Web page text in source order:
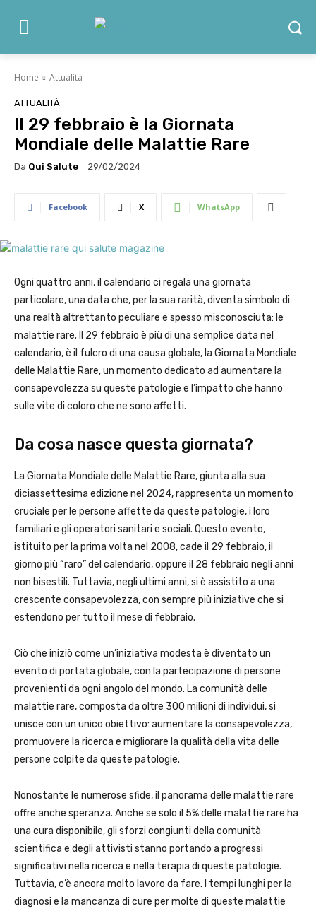
Home Attualità
ATTUALITÀ
Il 29 febbraio è la Giornata
Mondiale delle Malattie Rare
Da Qui Salute 29/02/2024
Facebook X WhatsApp
Ogni quattro anni, il calendario ci regala una giornata
particolare, una data che, per la sua rarità, diventa simbolo di
una realtà altrettanto peculiare e spesso misconosciuta: le
malattie rare. Il 29 febbraio è più di una semplice data nel
calendario, è il fulcro di una causa globale, la Giornata Mondiale
delle Malattie Rare, un momento dedicato ad aumentare la
consapevolezza su queste patologie e l’impatto che hanno
sulle vite di coloro che ne sono affetti.
Da cosa nasce questa giornata?
La Giornata Mondiale delle Malattie Rare, giunta alla sua
diciassettesima edizione nel 2024, rappresenta un momento
cruciale per le persone affette da queste patologie, i loro
familiari e gli operatori sanitari e sociali. Questo evento,
istituito per la prima volta nel 2008, cade il 29 febbraio, il
giorno più “raro” del calendario, oppure il 28 febbraio negli anni
non bisestili. Tuttavia, negli ultimi anni, si è assistito a una
crescente consapevolezza, con sempre più iniziative che si
estendono per tutto il mese di febbraio.
Ciò che iniziò come un’iniziativa modesta è diventato un
evento di portata globale, con la partecipazione di persone
provenienti da ogni angolo del mondo. La comunità delle
malattie rare, composta da oltre 300 milioni di individui, si
unisce con un unico obiettivo: aumentare la consapevolezza,
promuovere la ricerca e migliorare la qualità della vita delle
persone colpite da queste patologie.
Nonostante le numerose sfide, il panorama delle malattie rare
offre anche speranza. Anche se solo il 5% delle malattie rare ha
una cura disponibile, gli sforzi congiunti della comunità
scientifica e degli attivisti stanno portando a progressi
significativi nella ricerca e nella terapia di queste patologie.
Tuttavia, c’è ancora molto lavoro da fare. I tempi lunghi per la
diagnosi e la mancanza di cure per molte di queste malattie